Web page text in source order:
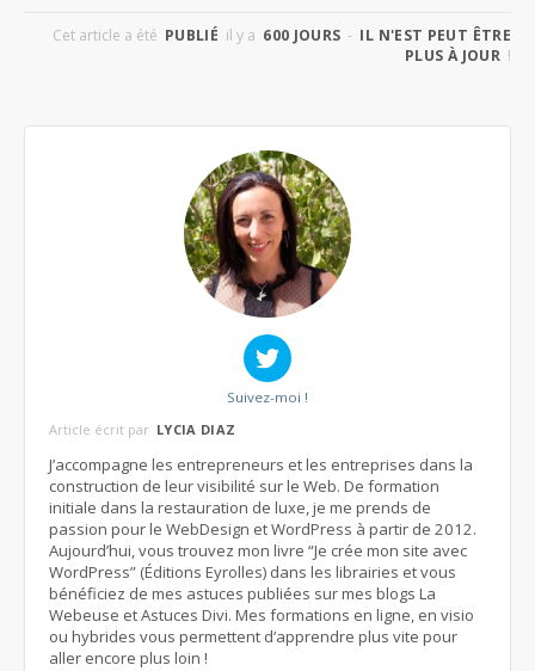
Cet article a été PUBLIÉ il y a 600 JOURS - IL N'EST PEUT ÊTRE
PLUS À JOUR !
Suivez-moi !
Article écrit par LYCIA DIAZ
J’accompagne les entrepreneurs et les entreprises dans la
construction de leur visibilité sur le Web. De formation
initiale dans la restauration de luxe, je me prends de
passion pour le WebDesign et WordPress à partir de 2012.
Aujourd’hui, vous trouvez mon livre “Je crée mon site avec
WordPress” (Éditions Eyrolles) dans les librairies et vous
bénéficiez de mes astuces publiées sur mes blogs La
Webeuse et Astuces Divi. Mes formations en ligne, en visio
ou hybrides vous permettent d’apprendre plus vite pour
aller encore plus loin !